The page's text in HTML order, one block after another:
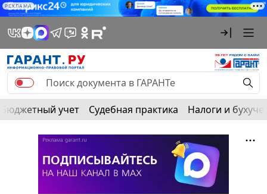
РЕКЛАМА
Бюджетный учет Судебная практика Налоги и